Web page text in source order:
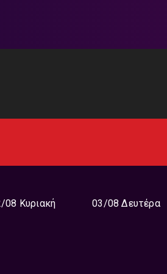
08 Κυριακή 03/08 Δευτέρα